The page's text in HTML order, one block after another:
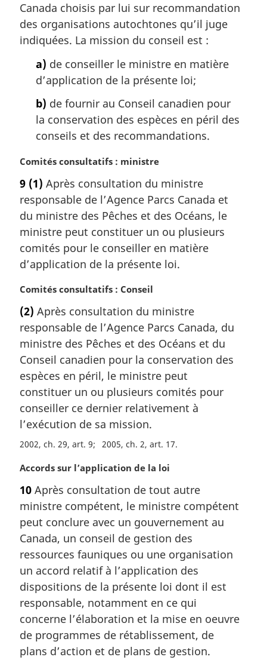
i
n
a
Canada choisis par lui sur recommandation
des organisations autochtones qu’il juge
indiquées. La mission du conseil est :
a) de conseiller le ministre en matière
d’application de la présente loi;
b) de fournir au Conseil canadien pour
la conservation des espèces en péril des
conseils et des recommandations.
N
t
e
m
a
g
i
a
l
e
:
Comités consultatifs : ministre
9 (1) Après consultation du ministre
responsable de l’Agence Parcs Canada et
du ministre des Pêches et des Océans, le
ministre peut constituer un ou plusieurs
comités pour le conseiller en matière
d’application de la présente loi.
N
t
e
m
a
g
i
n
a
e
Comités consultatifs : Conseil
(2) Après consultation du ministre
responsable de l’Agence Parcs Canada, du
ministre des Pêches et des Océans et du
Conseil canadien pour la conservation des
espèces en péril, le ministre peut
constituer un ou plusieurs comités pour
conseiller ce dernier relativement à
l’exécution de sa mission.
2002, ch. 29, art. 9 2005, ch. 2, art. 17
N
t
e
m
a
g
i
n
a
e
:
Accords sur l’application de la loi
10 Après consultation de tout autre
ministre compétent, le ministre compétent
peut conclure avec un gouvernement au
Canada, un conseil de gestion des
ressources fauniques ou une organisation
un accord relatif à l’application des
dispositions de la présente loi dont il est
responsable, notamment en ce qui
concerne l’élaboration et la mise en oeuvre
de programmes de rétablissement, de
plans d’action et de plans de gestion.